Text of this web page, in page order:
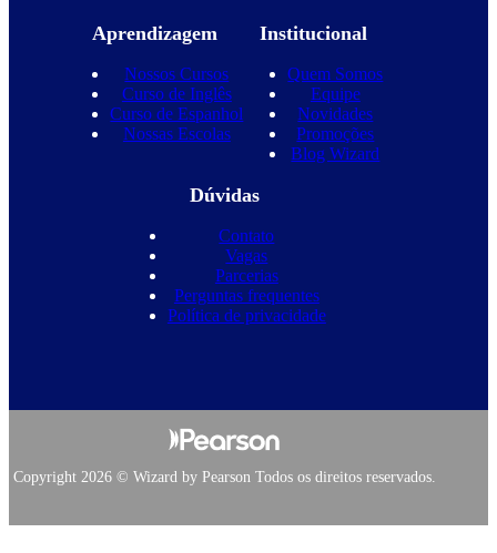
Aprendizagem
Nossos Cursos
Curso de Inglês
Curso de Espanhol
Nossas Escolas
Institucional
Quem Somos
Equipe
Novidades
Promoções
Blog Wizard
Dúvidas
Contato
Vagas
Parcerias
Perguntas frequentes
Política de privacidade
Copyright 2026 © Wizard by Pearson Todos os direitos reservados.